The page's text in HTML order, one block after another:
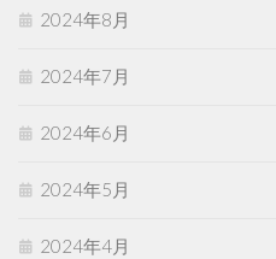
2024年8月
2024年7月
2024年6月
2024年5月
2024年4月